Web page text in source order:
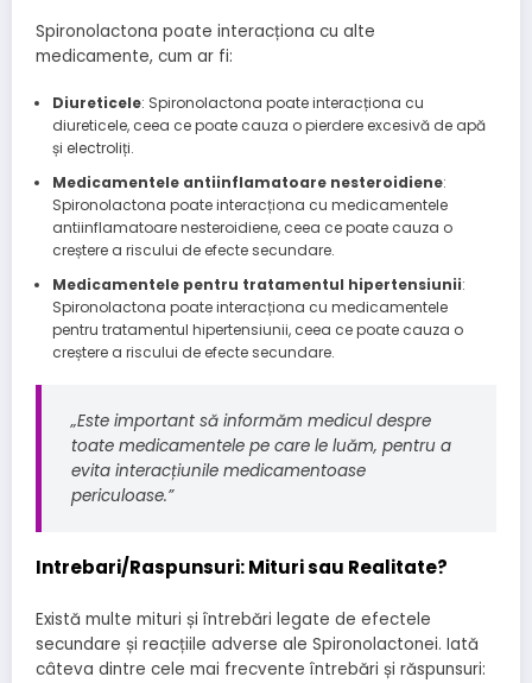
Spironolactona poate interacționa cu alte
medicamente, cum ar fi:
Diureticele: Spironolactona poate interacționa cu
diureticele, ceea ce poate cauza o pierdere excesivă de apă
și electroliți.
Medicamentele antiinflamatoare nesteroidiene:
Spironolactona poate interacționa cu medicamentele
antiinflamatoare nesteroidiene, ceea ce poate cauza o
creștere a riscului de efecte secundare.
Medicamentele pentru tratamentul hipertensiunii:
Spironolactona poate interacționa cu medicamentele
pentru tratamentul hipertensiunii, ceea ce poate cauza o
creștere a riscului de efecte secundare.
„Este important să informăm medicul despre
toate medicamentele pe care le luăm, pentru a
evita interacțiunile medicamentoase
periculoase.”
Intrebari/Raspunsuri: Mituri sau Realitate?
Există multe mituri și întrebări legate de efectele
secundare și reacțiile adverse ale Spironolactonei. Iată
câteva dintre cele mai frecvente întrebări și răspunsuri: